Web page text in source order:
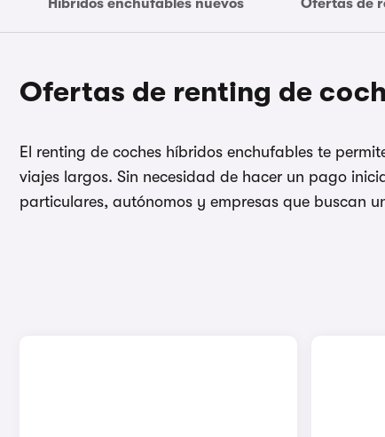
Híbridos enchufables nuevos Ofertas de
Ofertas de renting de
El renting de coches híbridos enchufables te
viajes largos. Sin necesidad de hacer un pago
particulares, autónomos y empresas que buscan